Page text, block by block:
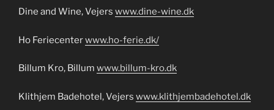
Dine and Wine, Vejers www.dine-wine.dk
Ho Feriecenterwww.ho-ferie.dk/
Billum Kro, Billum www.billum-kro.dk
Klithjem Badehotel, Vejers www.klithjembadehotel.dk